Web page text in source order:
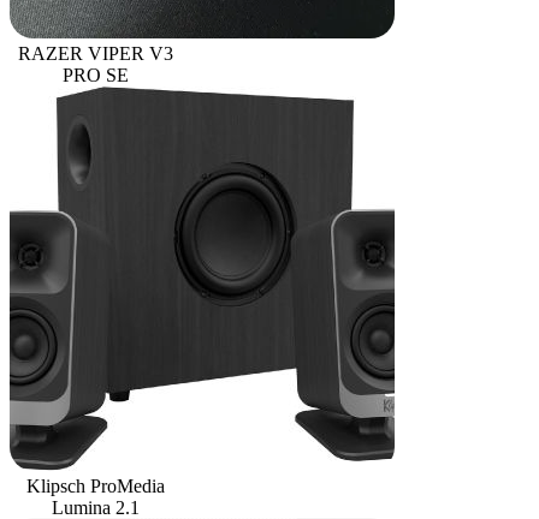
RAZER VIPER V3
PRO SE
Klipsch ProMedia
Lumina 2.1